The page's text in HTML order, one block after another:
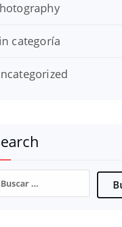
categoría